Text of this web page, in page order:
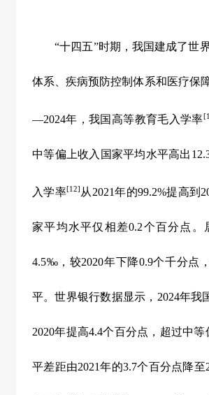
“十四五”时期，我国建成了世
体系、疾病预防控制体系和医疗保
—2024年，我国高等教育毛入学率
中等偏上收入国家平均水平高出
入学率[12] 从 2021年的99.2%提高到
家平均水平仅相差0.2个百分点。
4.5‰ ，较2020年下降0.9个千分点
平。世界银行数据显示， 2024年我
2020年提高4.4个百分点，超过中
平差距由2021年的3.7个百分点降至